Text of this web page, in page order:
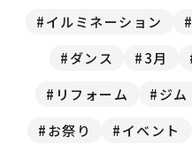
イルミネーション
ダンス
3月
リフォーム
ジム
お祭り
イベント